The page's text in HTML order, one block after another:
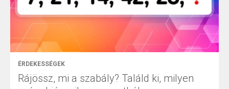
ÉRDEKESSÉGEK
Rájössz, mi a szabály? Találd ki, milyen